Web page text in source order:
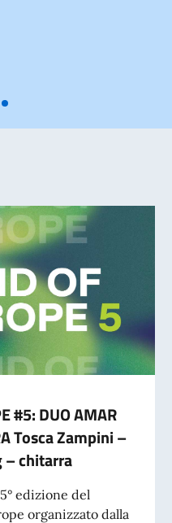
#5: DUO AMAR
Tosca Zampini –
– chitarra
edizione del
organizzato dalla